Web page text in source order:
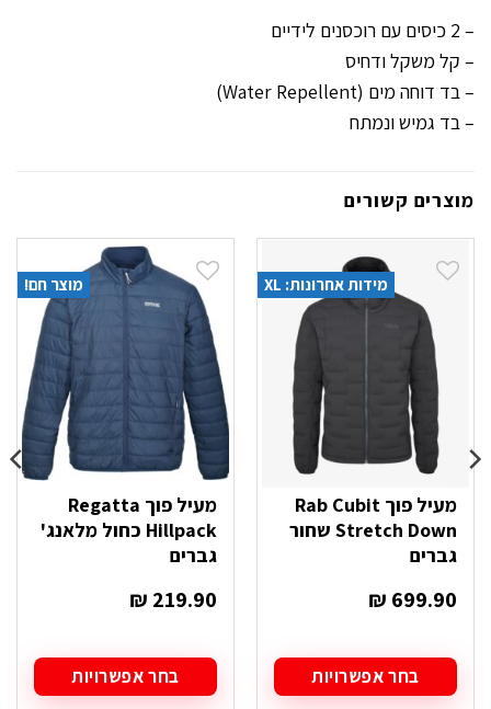
– 2 כיסים עם רוכסנים לידיים
– קל משקל ודחיס
– בד דוחה מים (Water Repellent)
– בד גמיש ונמתח
מוצרים קשורים
מידות אחרונות: XL
מעיל פוך Rab Cubit
Stretch Down שחור
גברים
₪ 699.90
בחר אפשרויות
מוצר חם!
מעיל פוך Regatta
Hillpack כחול מלאנג'
גברים
₪ 219.90
בחר אפשרויות